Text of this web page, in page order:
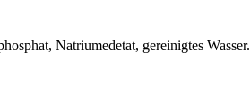
Natriumedetat, gereinigtes Wasser.